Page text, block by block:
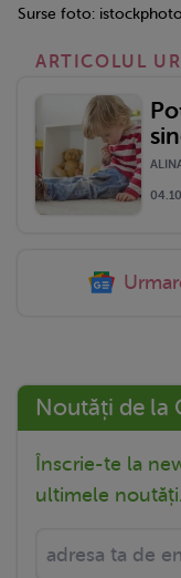
Surse foto:
ARTICOLUL
Noutăți de la
Înscrie-te la
ultimele noutăți.